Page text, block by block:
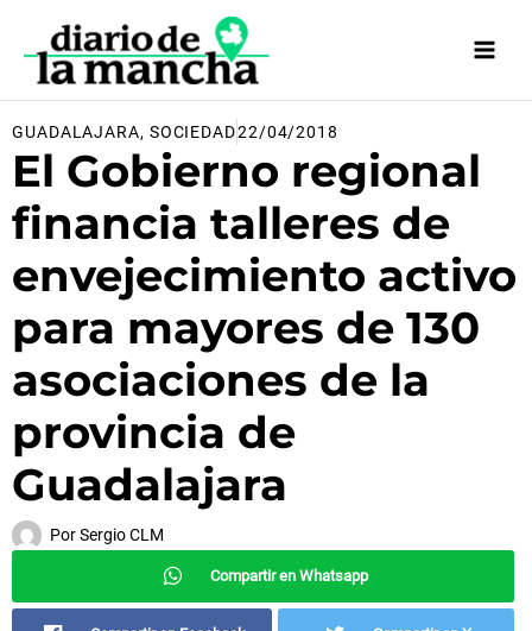
contenido
GUADALAJARA, SOCIEDAD22/04/2018
El Gobierno regional
financia talleres de
envejecimiento activo
para mayores de 130
asociaciones de la
provincia de
Guadalajara
PorSergio CLM
Compartir en Whatsapp